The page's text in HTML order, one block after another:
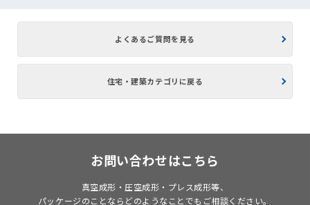
よくあるご質問を見る
住宅・建築カテゴリに戻る
お問い合わせはこちら
真空成形・圧空成形・プレス成形等、
パッケージのことならどのようなことでもご相談ください。